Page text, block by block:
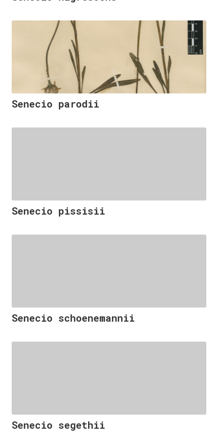
Senecio parodii
Senecio pissisii
Senecio schoenemannii
Senecio segethii